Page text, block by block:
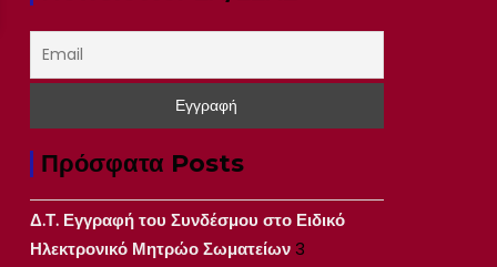
Πρόσφατα Posts
Δ.Τ. Εγγραφή του Συνδέσμου στο Ειδικό
Ηλεκτρονικό Μητρώο Σωματείων3